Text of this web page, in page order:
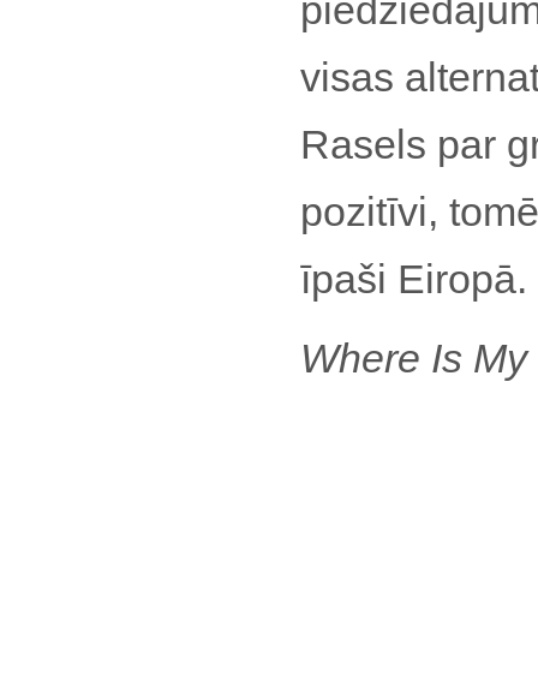
visas
Rasels par
pozitīvi,
īpaši Eiropā.
Where Is